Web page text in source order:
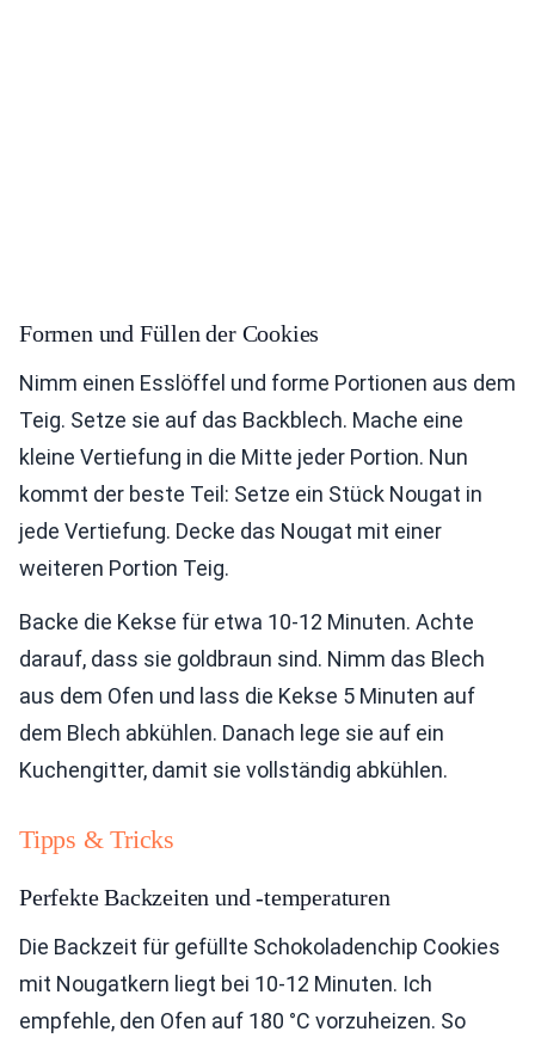
Formen und Füllen der Cookies
Nimm einen Esslöffel und forme Portionen aus dem
Teig. Setze sie auf das Backblech. Mache eine
kleine Vertiefung in die Mitte jeder Portion. Nun
kommt der beste Teil: Setze ein Stück Nougat in
jede Vertiefung. Decke das Nougat mit einer
weiteren Portion Teig.
Backe die Kekse für etwa 10-12 Minuten. Achte
darauf, dass sie goldbraun sind. Nimm das Blech
aus dem Ofen und lass die Kekse 5 Minuten auf
dem Blech abkühlen. Danach lege sie auf ein
Kuchengitter, damit sie vollständig abkühlen.
Tipps & Tricks
Perfekte Backzeiten und -temperaturen
Die Backzeit für gefüllte Schokoladenchip Cookies
mit Nougatkern liegt bei 10-12 Minuten. Ich
empfehle, den Ofen auf 180 °C vorzuheizen. So